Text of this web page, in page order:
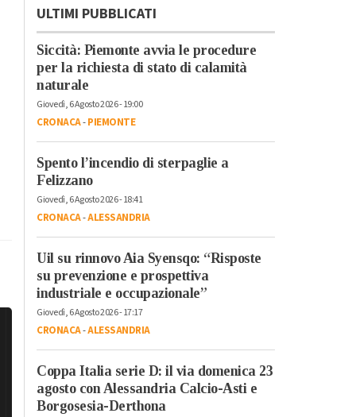
ULTIMI PUBBLICATI
Siccità: Piemonte avvia le procedure
per la richiesta di stato di calamità
naturale
Giovedì, 6 Agosto 2026 - 19:00
CRONACA-PIEMONTE
Spento l’incendio di sterpaglie a
Felizzano
Giovedì, 6 Agosto 2026 - 18:41
CRONACA-ALESSANDRIA
Uil su rinnovo Aia Syensqo: “Risposte
su prevenzione e prospettiva
industriale e occupazionale”
Giovedì, 6 Agosto 2026 - 17:17
CRONACA-ALESSANDRIA
Coppa Italia serie D: il via domenica 23
agosto con Alessandria Calcio-Asti e
Borgosesia-Derthona